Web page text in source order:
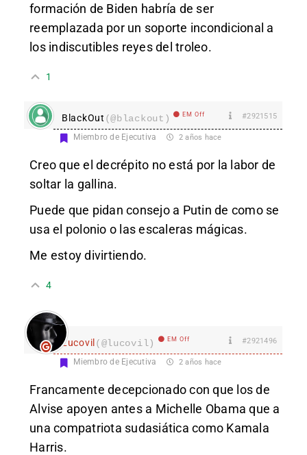
formación de Biden habría de ser
reemplazada por un soporte incondicional a
los indiscutibles reyes del troleo.
1
BlackOut (@blackout) EM Off #2921515
Miembro de Ejecutiva 2 años hace
Creo que el decrépito no está por la labor de
soltar la gallina.
Puede que pidan consejo a Putin de como se
usa el polonio o las escaleras mágicas.
Me estoy divirtiendo.
4
Lucovil(@lucovil) EM Off #2921496
Miembro de Ejecutiva 2 años hace
Francamente decepcionado con que los de
Alvise apoyen antes a Michelle Obama que a
una compatriota sudasiática como Kamala
Harris.